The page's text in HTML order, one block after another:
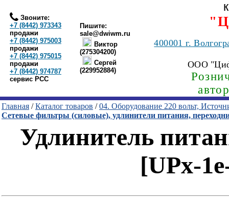
Звоните:
+7 (8442) 973343
продажи
+7 (8442) 975003
продажи
+7 (8442) 975015
продажи
+7 (8442) 974787
сервис РСС
Пишите:
sale@dwiwm.ru
Виктор
(275304200)
Сергей
(229952884)
400001г.
ООО
Главная /Каталог товаров /04. Оборудование 220 вольт,
Сетевые фильтры (силовые), удлинители питания,
Удлинитель
[UPx-